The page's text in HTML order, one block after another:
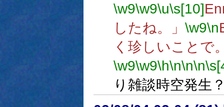
\w9\w9\u\s[10]
したね。」 \w9\n
く珍しいことで
\w9\w9\h\n\n\n
り雑談時空発生